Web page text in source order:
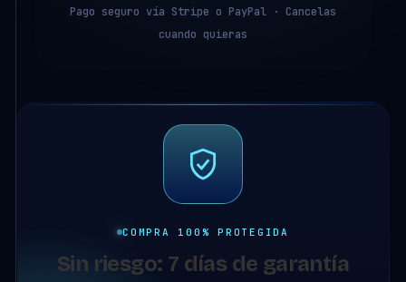
Pago seguro vía Stripe o PayPal · Cancelas
cuando quieras
COMPRA 100% PROTEGIDA
Sin riesgo: 7 días de garantía